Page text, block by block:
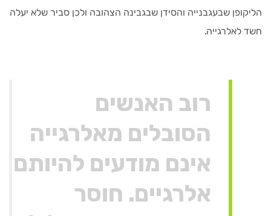
הליקופן שבעגבנייה והסידן שבגבינה הצהובה ולכן סביר שלא יעלה
חשד לאלרגייה.
רוב האנשים
הסובלים מאלרגייה
אינם מודעים להיותם
אלרגיים. חוסר